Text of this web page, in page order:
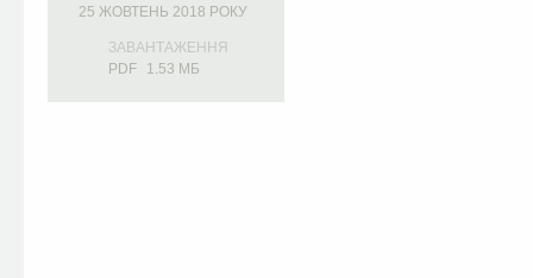
25 ЖОВТЕНЬ 2018 РОКУ
ЗАВАНТАЖЕННЯ
PDF
1.53 МБ